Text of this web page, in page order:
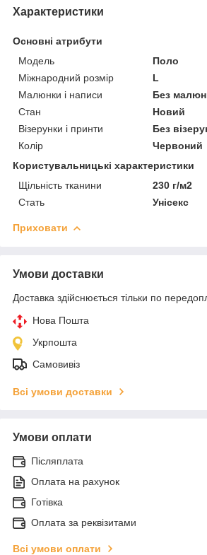
Характеристики
Основні атрибути
Модель
Поло
Міжнародний розмір
L
Малюнки і написи
Без
Стан
Новий
Візерунки і принти
Без
Колір
Червоний
Користувальницькі характеристики
Щільність тканини
230 г/м2
Стать
Унісекс
Приховати
Умови доставки
Доставка здійснюється тільки по
Нова Пошта
Укрпошта
Самовивіз
Всі умови доставки
Умови оплати
Післяплата
Оплата на рахунок
Готівка
Оплата за реквізитами
Всі умови оплати